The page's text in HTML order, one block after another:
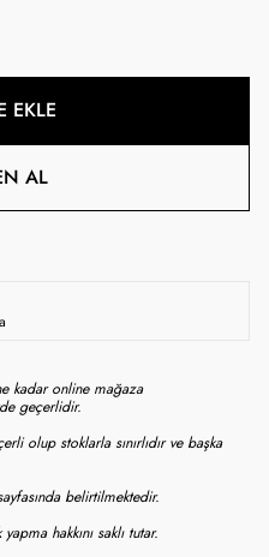
EKLE
AL
kadar online mağaza
geçerlidir.
olup stoklarla sınırlıdır ve başka
belirtilmektedir.
hakkını saklı tutar.